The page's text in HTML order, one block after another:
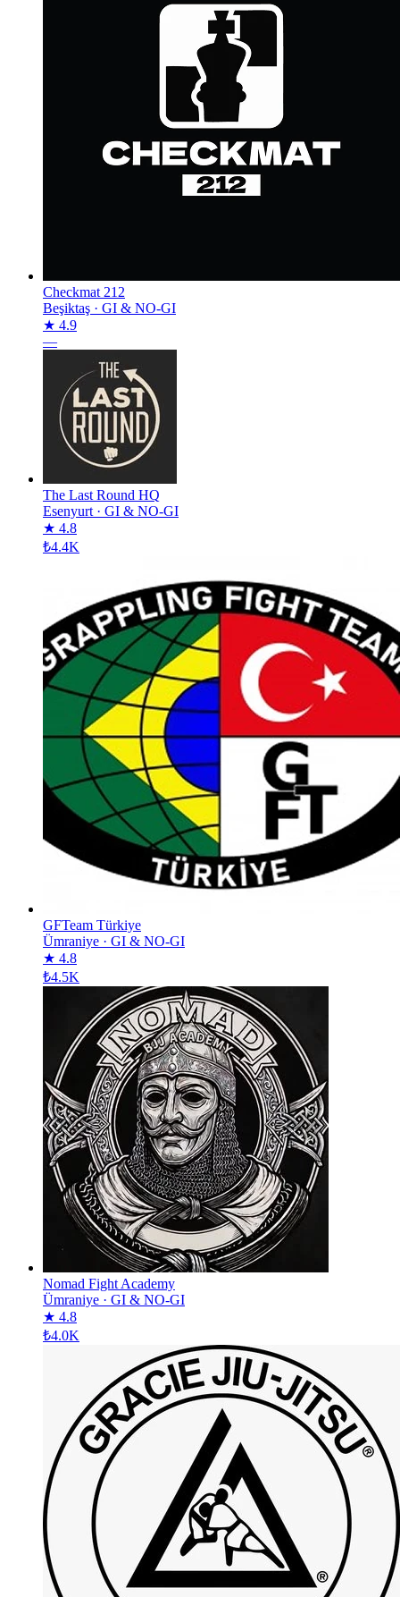
Checkmat 212
Beşiktaş · GI & NO-GI
★ 4.9
—
The Last Round HQ
Esenyurt · GI & NO-GI
★ 4.8
₺4.4K
GFTeam Türkiye
Ümraniye · GI & NO-GI
★ 4.8
₺4.5K
Nomad Fight Academy
Ümraniye · GI & NO-GI
★ 4.8
₺4.0K